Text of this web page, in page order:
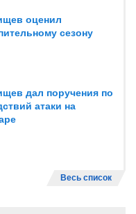
оценил
сезону
дал поручения по
атаки на
Весь список